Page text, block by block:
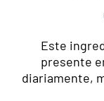
Este
presente
diariamente,